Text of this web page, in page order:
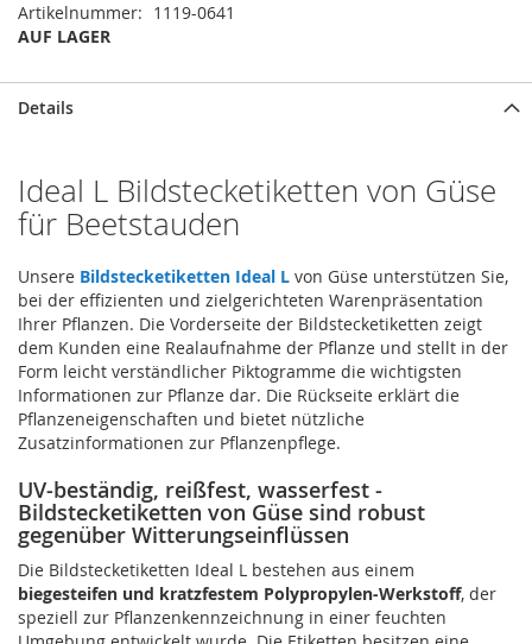
Artikelnummer
1119-0641
AUF LAGER
Details
Ideal L Bildstecketiketten von Güse
für Beetstauden
Unsere Bildstecketiketten Ideal L von Güse unterstützen Sie,
bei der effizienten und zielgerichteten Warenpräsentation
Ihrer Pflanzen. Die Vorderseite der Bildstecketiketten zeigt
dem Kunden eine Realaufnahme der Pflanze und stellt in der
Form leicht verständlicher Piktogramme die wichtigsten
Informationen zur Pflanze dar. Die Rückseite erklärt die
Pflanzeneigenschaften und bietet nützliche
Zusatzinformationen zur Pflanzenpflege.
UV-beständig, reißfest, wasserfest -
Bildstecketiketten von Güse sind robust
gegenüber Witterungseinflüssen
Die Bildstecketiketten Ideal L bestehen aus einem
biegesteifen und kratzfestem Polypropylen-Werkstoff, der
speziell zur Pflanzenkennzeichnung in einer feuchten